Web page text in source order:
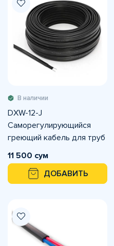
В наличии
DXW-12-J
Саморегулирующийся
греющий кабель для труб
и сливов. Мощность 35 Вт/
м 220В
11 500 сум
ДОБАВИТЬ